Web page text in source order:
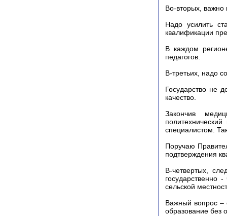
Во-вторых, важно
Надо усилить
квалификации
В каждом
педагогов.
В-третьих, надо
Государство не
качество.
Закончив
специалистом.
Поручаю
подтверждения
В-четвертых,
государственно
сельской
Важный вопрос –
образование без